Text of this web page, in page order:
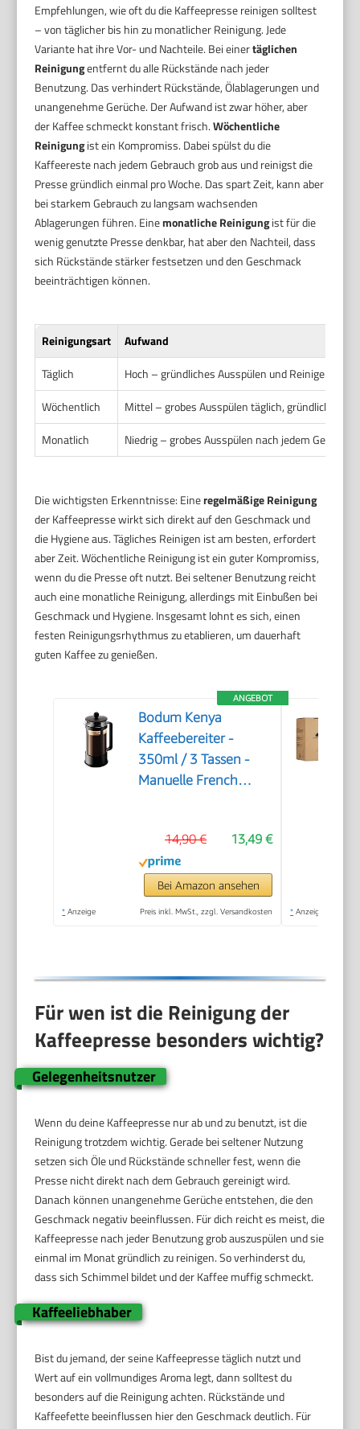
Empfehlungen, wie oft du die Kaffeepresse reinigen solltest
– von täglicher bis hin zu monatlicher Reinigung. Jede
Variante hat ihre Vor- und Nachteile. Bei einertäglichen
Reinigungentfernt du alle Rückstände nach jeder
Benutzung. Das verhindert Rückstände, Ölablagerungen und
unangenehme Gerüche. Der Aufwand ist zwar höher, aber
der Kaffee schmeckt konstant frisch.Wöchentliche
Reinigungist ein Kompromiss. Dabei spülst du die
Kaffeereste nach jedem Gebrauch grob aus und reinigst die
Presse gründlich einmal pro Woche. Das spart Zeit, kann aber
bei starkem Gebrauch zu langsam wachsenden
Ablagerungen führen. Einemonatliche Reinigungist für die
wenig genutzte Presse denkbar, hat aber den Nachteil, dass
sich Rückstände stärker festsetzen und den Geschmack
beeinträchtigen können.
Reinigungsart
Aufwand
Täglich
Hoch – gründliches Ausspülen und Reinigen
Wöchentlich
Mittel – grobes Ausspülen täglich, gründliche
Monatlich
Niedrig – grobes Ausspülen nach jedem
Die wichtigsten Erkenntnisse: Eineregelmäßige Reinigung
der Kaffeepresse wirkt sich direkt auf den Geschmack und
die Hygiene aus. Tägliches Reinigen ist am besten, erfordert
aber Zeit. Wöchentliche Reinigung ist ein guter Kompromiss,
wenn du die Presse oft nutzt. Bei seltener Benutzung reicht
auch eine monatliche Reinigung, allerdings mit Einbußen bei
Geschmack und Hygiene. Insgesamt lohnt es sich, einen
festen Reinigungsrhythmus zu etablieren, um dauerhaft
guten Kaffee zu genießen.
ANGEBOT
Bodum Kenya
Kaffeebereiter -
350ml / 3 Tassen -
Manuelle French
Edelstahl -
Spülmaschinenfest -
Made in Portugal
13,49 €
14,90 €
Bei Amazon ansehen
* Anzeige Preis inkl. MwSt., zzgl. Versandkosten * Anzeige
Für wen ist die Reinigung der
Kaffeepresse besonders wichtig?
Gelegenheitsnutzer
Wenn du deine Kaffeepresse nur ab und zu benutzt, ist die
Reinigung trotzdem wichtig. Gerade bei seltener Nutzung
setzen sich Öle und Rückstände schneller fest, wenn die
Presse nicht direkt nach dem Gebrauch gereinigt wird.
Danach können unangenehme Gerüche entstehen, die den
Geschmack negativ beeinflussen. Für dich reicht es meist, die
Kaffeepresse nach jeder Benutzung grob auszuspülen und sie
einmal im Monat gründlich zu reinigen. So verhinderst du,
dass sich Schimmel bildet und der Kaffee muffig schmeckt.
Kaffeeliebhaber
Bist du jemand, der seine Kaffeepresse täglich nutzt und
Wert auf ein vollmundiges Aroma legt, dann solltest du
besonders auf die Reinigung achten. Rückstände und
Kaffeefette beeinflussen hier den Geschmack deutlich. Für